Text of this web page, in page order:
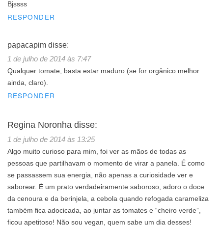
Bjssss
RESPONDER
papacapim disse:
1 de julho de 2014 às 7:47
Qualquer tomate, basta estar maduro (se for orgânico melhor
ainda, claro).
RESPONDER
Regina Noronha disse:
1 de julho de 2014 às 13:25
Algo muito curioso para mim, foi ver as mãos de todas as
pessoas que partilhavam o momento de virar a panela. É como
se passassem sua energia, não apenas a curiosidade ver e
saborear. É um prato verdadeiramente saboroso, adoro o doce
da cenoura e da berinjela, a cebola quando refogada carameliza
também fica adocicada, ao juntar as tomates e “cheiro verde”,
ficou apetitoso! Não sou vegan, quem sabe um dia desses!